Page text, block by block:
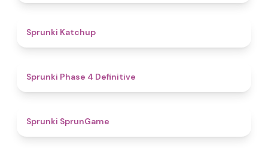
Sprunki Katchup
Sprunki Phase 4 Definitive
Sprunki SprunGame